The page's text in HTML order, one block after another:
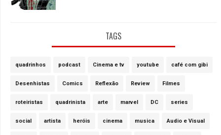
TAGS
quadrinhos podcast Cinema e tv youtube café com gibi
Desenhistas Comics Reflexão Review Filmes
roteiristas quadrinista arte marvel DC series
social artista heróis cinema musica Audio e Visual